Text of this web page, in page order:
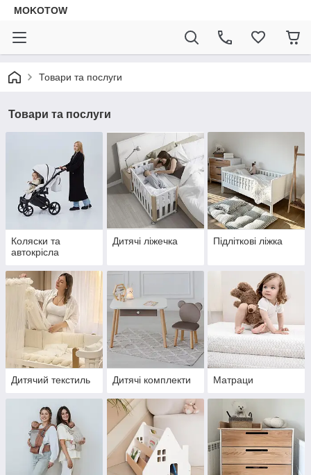
MOKOTOW
Товари та послуги
Товари та послуги
Коляски та
автокрісла
Дитячі ліжечка Підліткові ліжка
Дитячий текстиль Дитячі комплекти Матраци